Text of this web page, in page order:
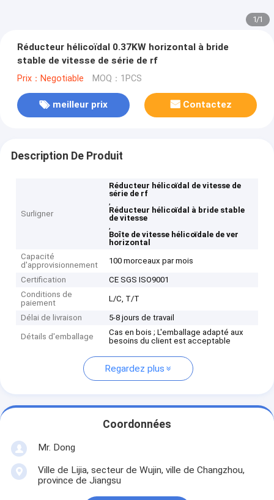
1/1
Réducteur hélicoïdal 0.37KW horizontal à bride
stable de vitesse de série de rf
Prix：Negotiable MOQ：1PCS
meilleur prix Contactez
Description De Produit
Surligner
Réducteur hélicoïdal de vitesse de
série de rf
,
Réducteur hélicoïdal à bride stable
de vitesse
,
Boîte de vitesse hélicoïdale de ver
horizontal
Capacité
d'approvisionnement
100 morceaux par mois
Certification
CE SGS ISO9001
Conditions de
paiement
L/C, T/T
Délai de livraison 5-8 jours de travail
Détails d'emballage
Cas en bois ; L'emballage adapté aux
besoins du client est acceptable
Regardez plus
Coordonnées
Mr. Dong
Ville de Lijia, secteur de Wujin, ville de Changzhou,
province de Jiangsu